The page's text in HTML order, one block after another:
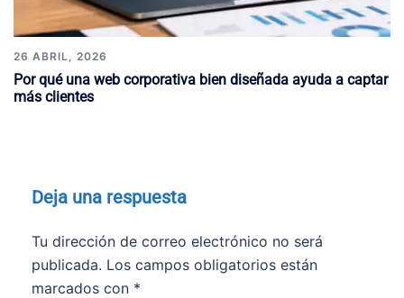
26 ABRIL, 2026
Por qué una web corporativa bien diseñada ayuda a captar
más clientes
Deja una respuesta
Tu dirección de correo electrónico no será
publicada. Los campos obligatorios están
marcados con *